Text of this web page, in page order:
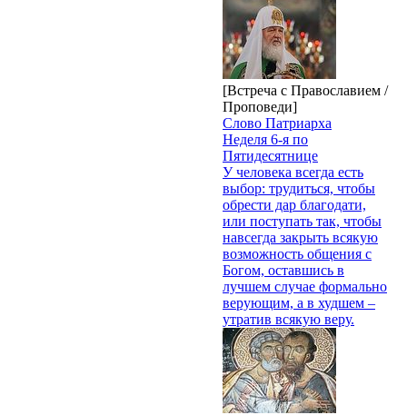
[Встреча с Православием /
Проповеди]
Слово Патриарха
Неделя 6-я по
Пятидесятнице
У человека всегда есть
выбор: трудиться, чтобы
обрести дар благодати,
или поступать так, чтобы
навсегда закрыть всякую
возможность общения с
Богом, оставшись в
лучшем случае формально
верующим, а в худшем –
утратив всякую веру.